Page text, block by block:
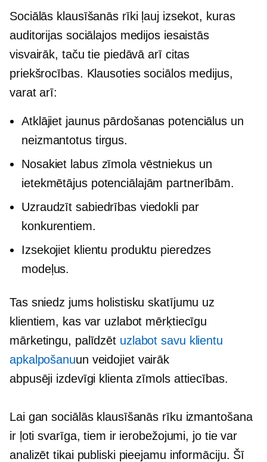
Sociālās klausīšanās rīki ļauj izsekot, kuras
auditorijas sociālajos medijos iesaistās
visvairāk, taču tie piedāvā arī citas
priekšrocības. Klausoties sociālos medijus,
varat arī:
Atklājiet jaunus pārdošanas potenciālus un
neizmantotus tirgus.
Nosakiet labus zīmola vēstniekus un
ietekmētājus potenciālajām partnerībām.
Uzraudzīt sabiedrības viedokli par
konkurentiem.
Izsekojiet klientu produktu pieredzes
modeļus.
Tas sniedz jums holistisku skatījumu uz
klientiem, kas var uzlabot mērķtiecīgu
mārketingu, palīdzēt uzlabot savu klientu
apkalpošanuun veidojiet vairāk
abpusēji izdevīgi klienta zīmolsattiecības.
Lai gan sociālās klausīšanās rīku izmantošana
ir ļoti svarīga, tiem ir ierobežojumi, jo tie var
analizēt tikai publiski pieejamu informāciju. Šī